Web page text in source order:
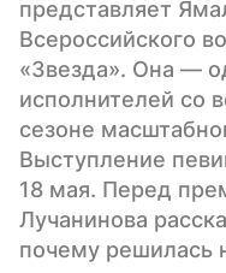
представляет
Всероссийского
«Звезда». Она —
исполнителей со
сезоне
Выступление
18 мая. Перед
Лучанинова
почему решилась